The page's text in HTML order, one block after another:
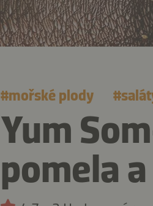
#mořské plody #
Yum
pomela